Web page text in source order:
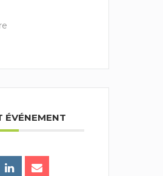
ÉVÉNEMENT